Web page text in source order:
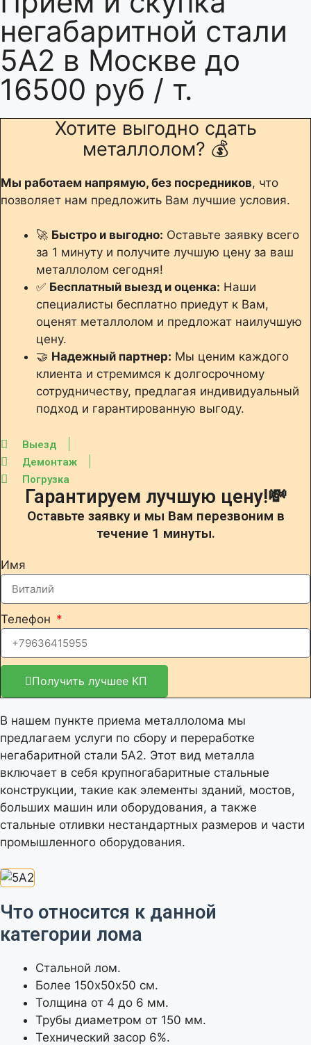
негабаритной стали
5А2 в Москве до
16500 руб / т.
Хотите выгодно сдать
металлолом? 💰
Мы работаем напрямую, без посредников, что
позволяет нам предложить Вам лучшие условия.
🚀 Быстро и выгодно: Оставьте заявку всего
за 1 минуту и получите лучшую цену за ваш
металлолом сегодня!
✅ Бесплатный выезд и оценка: Наши
специалисты бесплатно приедут к Вам,
оценят металлолом и предложат наилучшую
цену.
🤝 Надежный партнер: Мы ценим каждого
клиента и стремимся к долгосрочному
сотрудничеству, предлагая индивидуальный
подход и гарантированную выгоду.
Выезд
Демонтаж
Погрузка
Гарантируем лучшую цену!💸
Оставьте заявку и мы Вам перезвоним в
течение 1 минуты.
Имя
Телефон
Получить лучшее КП
В нашем пункте приема металлолома мы
предлагаем услуги по сбору и переработке
негабаритной стали 5А2. Этот вид металла
включает в себя крупногабаритные стальные
конструкции, такие как элементы зданий, мостов,
больших машин или оборудования, а также
стальные отливки нестандартных размеров и части
промышленного оборудования.
Что относится к данной
категории лома
Стальной лом.
Более 150х50х50 см.
Толщина от 4 до 6 мм.
Трубы диаметром от 150 мм.
Технический засор 6%.